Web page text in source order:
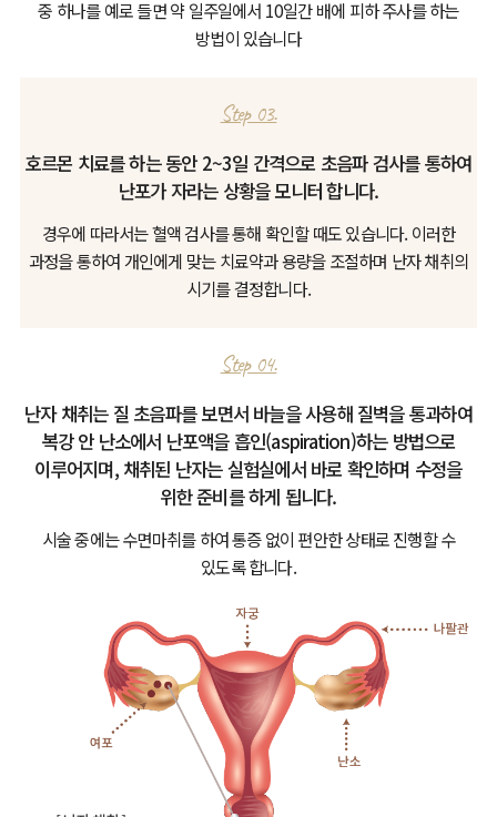
중 하나를 예로 들면약 일주일에서 10일간 배에 피하 주사를 하는
방법이 있습니다
Step 03.
호르몬 치료를 하는 동안 2~3일 간격으로 초음파 검사를 통하여
난포가 자라는 상황을 모니터 합니다.
경우에 따라서는 혈액 검사를 통해 확인할 때도 있습니다. 이러한
과정을 통하여 개인에게 맞는 치료약과 용량을 조절하며 난자 채취의
시기를 결정합니다.
Step 04.
난자 채취는 질 초음파를 보면서 바늘을 사용해 질벽을 통과하여
복강 안 난소에서 난포액을 흡인(aspiration)하는 방법으로
이루어지며, 채취된 난자는 실험실에서 바로 확인하며 수정을
위한 준비를 하게 됩니다.
시술 중에는 수면마취를 하여 통증 없이 편안한 상태로 진행할 수
있도록 합니다.